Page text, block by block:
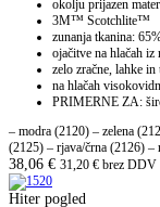
okolju prijazen
3M™ Scotchlite™
zunanja tkanina:
ojačitve na hlačah
zelo zračne, lahke in
na hlačah
PRIMERNE ZA:
– modra (2120) – zelena
(2125) – rjava/črna (2126) –
38,06 € 31,20 € brez DDV
Hiter pogled